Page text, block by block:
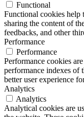
Functional
Functional cookies help
sharing the content of
feedbacks, and other
Performance
Performance
Performance cookies
performance indexes of
better user experience
Analytics
Analytics
Analytical cookies are